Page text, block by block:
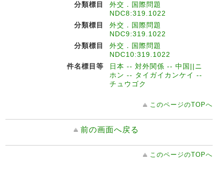
分類標目
外交．国際問題
NDC8:319.1022
分類標目
外交．国際問題
NDC9:319.1022
分類標目
外交．国際問題
NDC10:319.1022
件名標目等
日本 -- 対外関係 -- 中国||ニ
ホン -- タイガイカンケイ --
チュウゴク
このページのTOPへ
前の画面へ戻る
このページのTOPへ